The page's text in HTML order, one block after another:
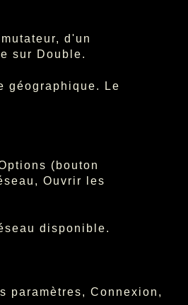
d'un
sur Double.
géographique. Le
(bouton
Ouvrir les
disponible.
paramètres, Connexion,